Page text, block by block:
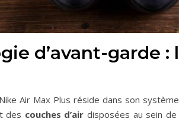
d’avant-garde :
Air Max Plus réside dans son
des couches d’air disposées au sein